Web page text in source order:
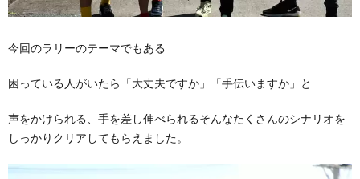
今回のラリーのテーマでもある
困っている人がいたら「大丈夫ですか」「手伝いますか」と
声をかけられる、手を差し伸べられるそんなたくさんのシナリオを
しっかりクリアしてもらえました。